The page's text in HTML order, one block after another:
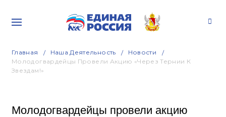
Главная Наша Деятельность
Новости
Молодогвардейцы Провели Акцию «Через Тернии К
Звездам!»
Молодогвардейцы провели акцию